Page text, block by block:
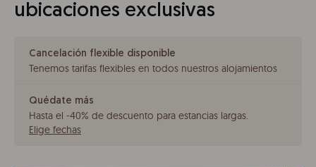
ubicaciones exclusivas
Cancelación flexible disponible
Tenemos tarifas flexibles en todos nuestros alojamientos
Quédate más
Hasta el -40% de descuento para estancias largas.
Elige fechas